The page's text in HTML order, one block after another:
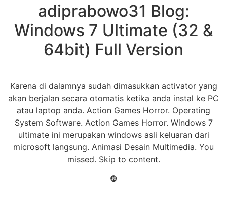
adiprabowo31 Blog:
Windows 7 Ultimate (32 &
64bit) Full Version
Karena di dalamnya sudah dimasukkan activator yang
akan berjalan secara otomatis ketika anda instal ke PC
atau laptop anda. Action Games Horror. Operating
System Software. Action Games Horror. Windows 7
ultimate ini merupakan windows asli keluaran dari
microsoft langsung. Animasi Desain Multimedia. You
missed. Skip to content.
❿